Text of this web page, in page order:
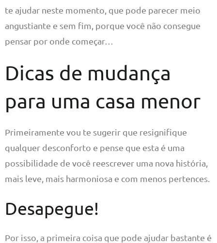
te ajudar neste momento, que pode parecer meio
angustiante e sem fim, porque você não consegue
pensar por onde começar…
Dicas de mudança
para uma casa menor
Primeiramente vou te sugerir que resignifique
qualquer desconforto e pense que esta é uma
possibilidade de você reescrever uma nova história,
mais leve, mais harmoniosa e com menos pertences.
Desapegue!
Por isso, a primeira coisa que pode ajudar bastante é